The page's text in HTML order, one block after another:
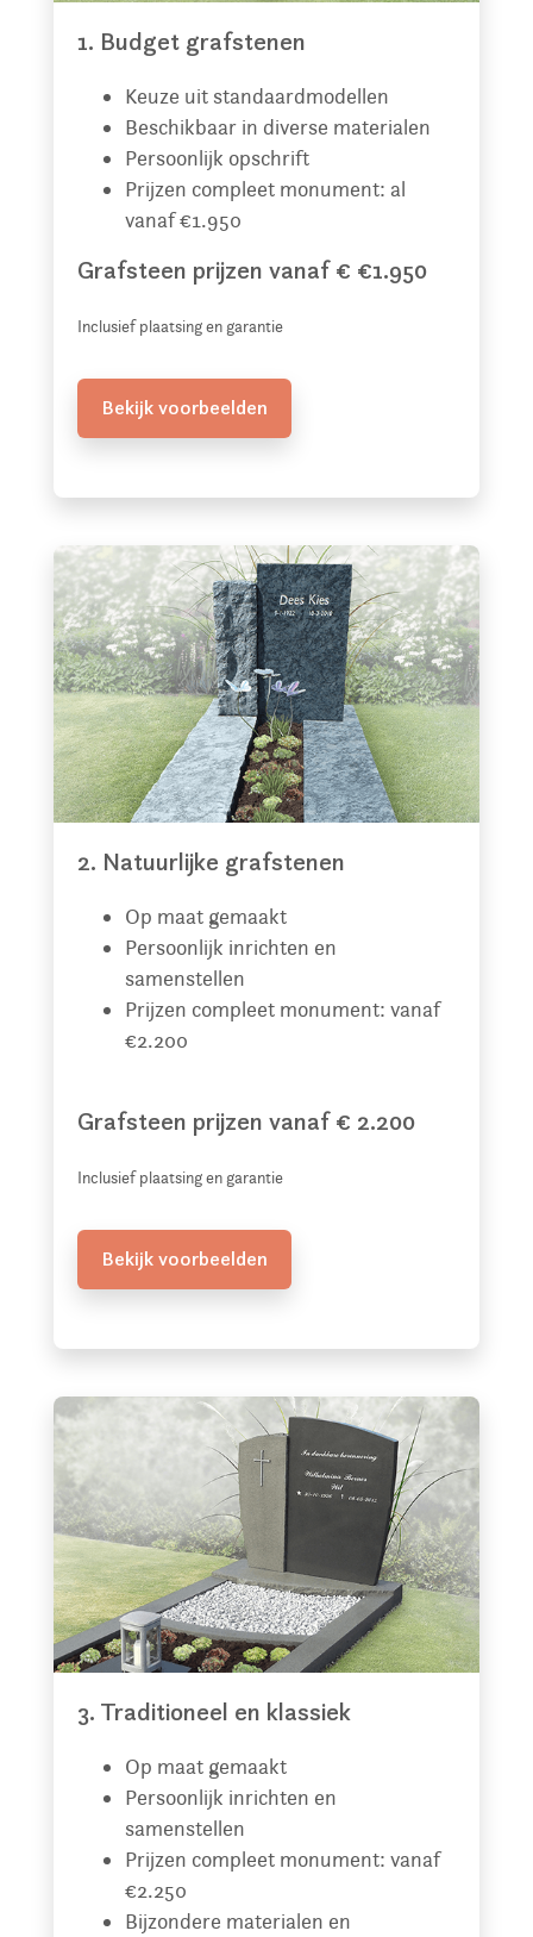
1. Budget grafstenen
Keuze uit standaardmodellen
Beschikbaar in diverse materialen
Persoonlijk opschrift
Prijzen compleet monument: al
vanaf €1.950
Grafsteen prijzen vanaf € €1.950
Inclusief plaatsing en garantie
Bekijk voorbeelden
2. Natuurlijke grafstenen
Op maat gemaakt
Persoonlijk inrichten en
samenstellen
Prijzen compleet monument: vanaf
€2.200
Grafsteen prijzen vanaf € 2.200
Inclusief plaatsing en garantie
Bekijk voorbeelden
3. Traditioneel en klassiek
Op maat gemaakt
Persoonlijk inrichten en
samenstellen
Prijzen compleet monument: vanaf
€2.250
Bijzondere materialen en